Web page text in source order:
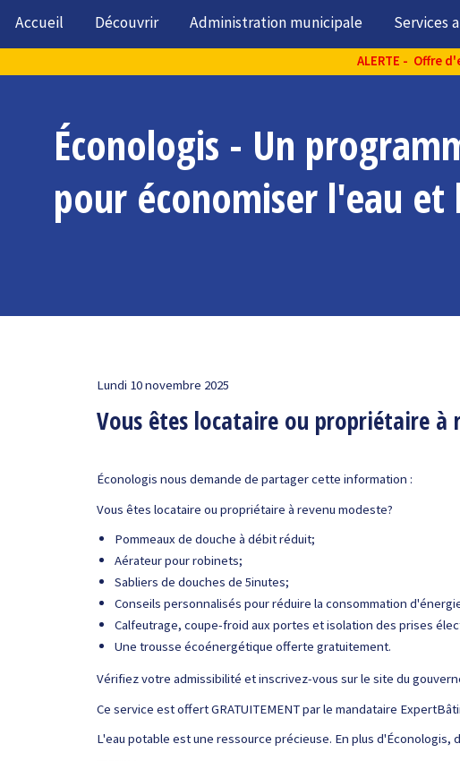
Accueil Découvrir Administration municipale Services
ALERTE - Offre
Éconologis - Un
pour économiser l'eau et
Lundi 10 novembre 2025
Vous êtes locataire ou propriétaire à
Éconologis nous demande de partager cette information :
Vous êtes locataire ou propriétaire à revenu modeste?
Pommeaux de douche à débit réduit;
Aérateur pour robinets;
Sabliers de douches de 5inutes;
Conseils personnalisés pour réduire la consommation
Calfeutrage, coupe-froid aux portes et isolation des prises
Une trousse écoénergétique offerte gratuitement.
Vérifiez votre admissibilité et inscrivez-vous sur le site du
Ce service est offert GRATUITEMENT par le mandataire
L'eau potable est une ressource précieuse. En plus